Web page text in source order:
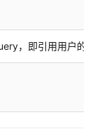
，即引用用户的